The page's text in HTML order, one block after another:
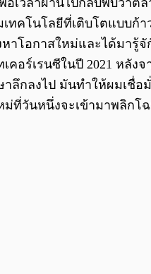
ทคโนโลยีที่เติบโตแบบก้า
าโอกาสใหม่และได้มารู้จั
คอร์เรนซีในปี 2021 หลัง
าลึกลงไป มันทำให้ผมเชื่อ
ที่วันหนึ่งจะเข้ามาพลิกโ